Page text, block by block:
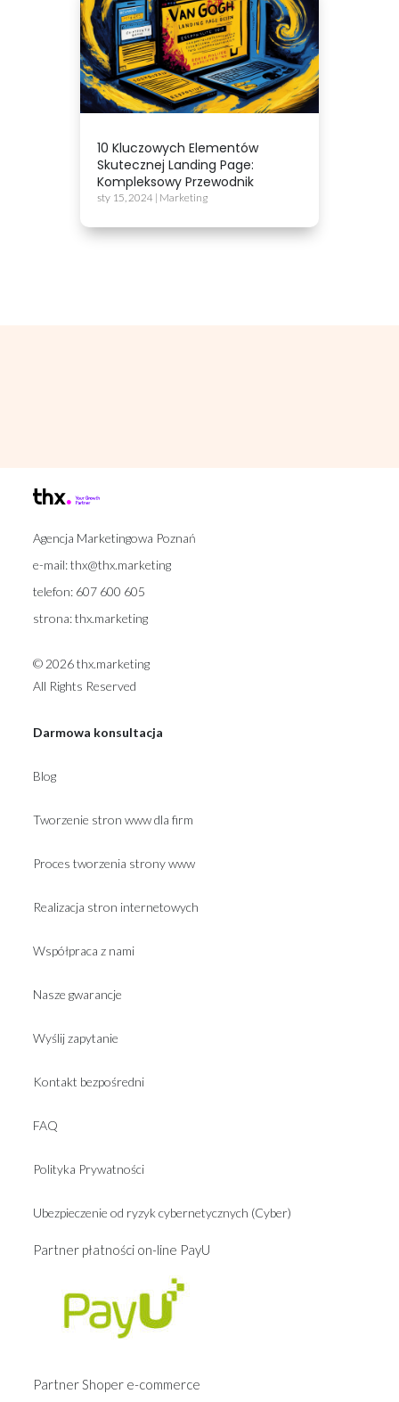
10 Kluczowych Elementów
Skutecznej Landing Page:
Kompleksowy Przewodnik
sty 15, 2024 | Marketing
Agencja Marketingowa Poznań
e-mail:thx@thx.marketing
telefon: 607 600 605
strona:thx.marketing
© 2026 thx.marketing
All Rights Reserved
Darmowa konsultacja
Blog
Tworzenie stron www dla firm
Proces tworzenia strony www
Realizacja stron internetowych
Współpraca z nami
Nasze gwarancje
Wyślij zapytanie
Kontakt bezpośredni
FAQ
Polityka Prywatności
Ubezpieczenie od ryzyk cybernetycznych (Cyber)
Partner płatności on-line PayU
Partner Shoper e-commerce